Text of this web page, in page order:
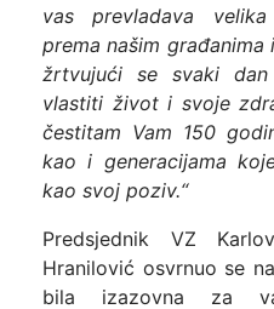
vas prevladava
prema našim
žrtvujući se svaki
vlastiti život i svoje
čestitam Vam 150
kao i generacijama
kao svoj poziv.“
Predsjednik VZ
Hranilović osvrnuo se
bila izazovna za